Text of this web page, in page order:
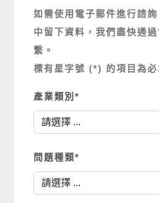
如需使用電子郵件進行諮
中留下資料，我們盡快通
繫。
標有星字號 (*) 的項目為必
產業類別*
問題種類*